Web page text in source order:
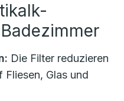
Die Filter reduzieren
Fliesen, Glas und